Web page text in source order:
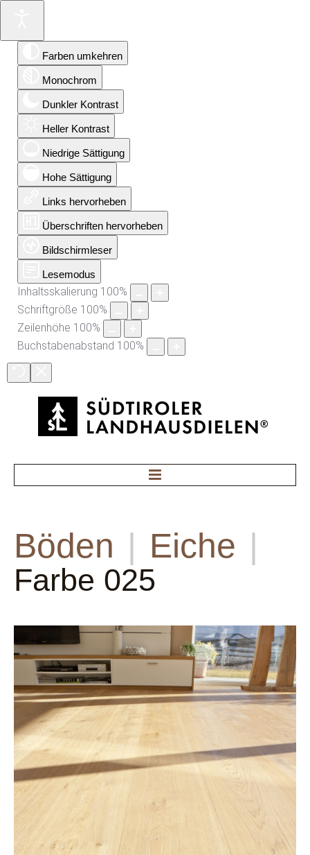
Farben umkehren
Monochrom
Dunkler Kontrast
Heller Kontrast
Niedrige Sättigung
Hohe Sättigung
Links hervorheben
Überschriften hervorheben
Bildschirmleser
Lesemodus
Inhaltsskalierung 100%
Schriftgröße 100%
Zeilenhöhe 100%
Buchstabenabstand 100%
Treppenstufen
Pflegemittel
Kontakt
Böden | Eiche |
Farbe 025